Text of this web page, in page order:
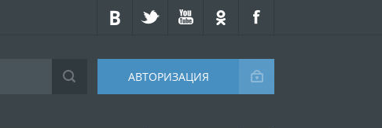
АВТОРИЗАЦИЯ